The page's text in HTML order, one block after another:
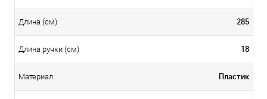
Длина (см) 285
Длина ручки (см) 18
Материал Пластик